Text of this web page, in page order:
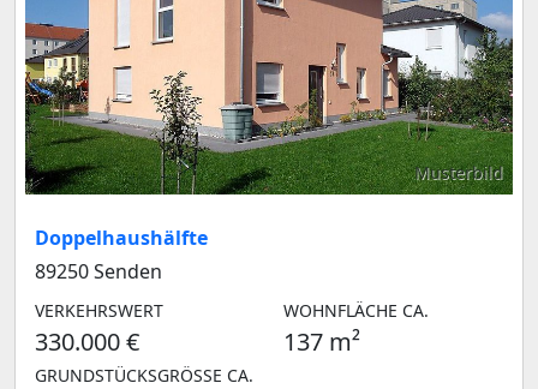
Musterbild
Doppelhaushälfte
89250 Senden
VERKEHRSWERT
330.000 €
WOHNFLÄCHE CA.
137 m²
GRUNDSTÜCKSGRÖSSE CA.